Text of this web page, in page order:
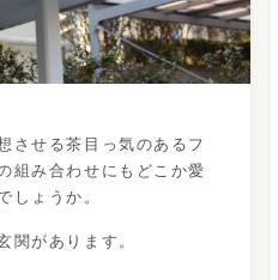
させる茶目っ気のあるフ
組み合わせにもどこか愛
しょうか。
関があります。